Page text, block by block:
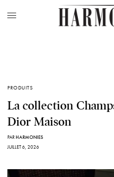
PRODUITS
La collection
Dior Maison
PARHARMONIES
JUILLET 6, 2026